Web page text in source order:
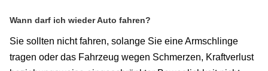
Wann darf ich wieder Auto fahren?
Sie sollten nicht fahren, solange Sie eine Armschlinge
tragen oder das Fahrzeug wegen Schmerzen, Kraftverlust